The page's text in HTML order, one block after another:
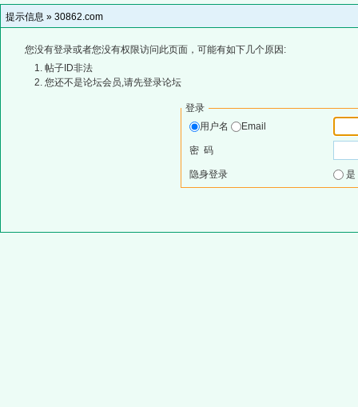
提示信息 » 30862.com
您没有登录或者您没有权限访问此页面，可能有如下几个原因:
帖子ID非法
您还不是论坛会员,请先登录论坛
登录
用户名
Email
密 码
隐身登录